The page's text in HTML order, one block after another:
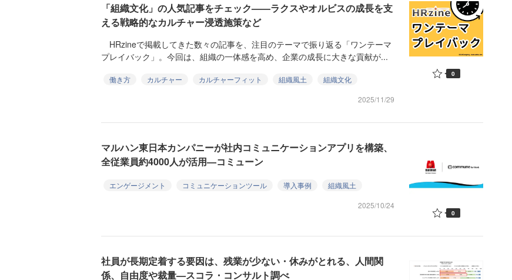
「組織文化」の人気記事をチェック——ラクスやオルビスの成長を支
える戦略的なカルチャー浸透施策など
HRzineで掲載してきた数々の記事を、注目のテーマで振り返る「ワンテーマ
プレイバック」。今回は、組織の一体感を高め、企業の成長に大きな貢献が...
働き方 カルチャー カルチャーフィット 組織風土
組織文化
2025/11/29
0
マルハン東日本カンパニーが社内コミュニケーションアプリを構築、
全従業員約4000人が活用—コミューン
エンゲージメント コミュニケーションツール 導入事例
組織風土
2025/10/24
0
社員が長期定着する要因は、残業が少ない・休みがとれる、人間関
係、自由度や裁量—スコラ・コンサルト調べ